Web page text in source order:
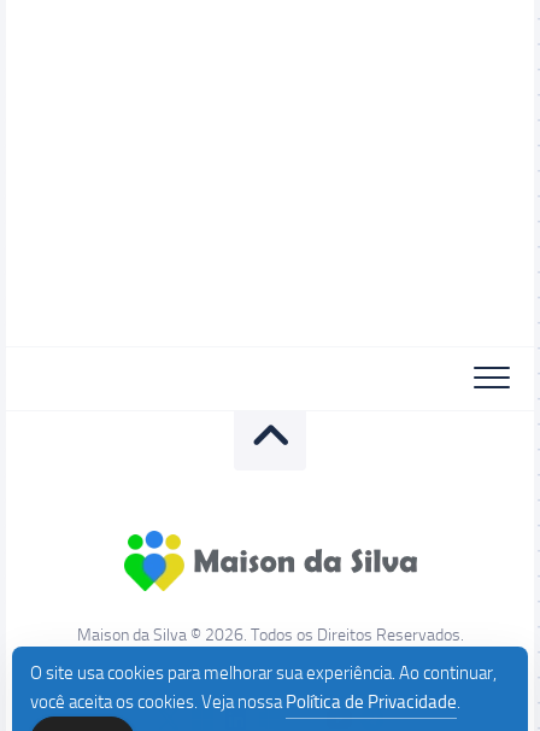
Maison da Silva © 2026. Todos os Direitos Reservados.
O site usa cookies para melhorar sua experiência. Ao continuar,
você aceita os cookies. Veja nossaPolítica de Privacidade.